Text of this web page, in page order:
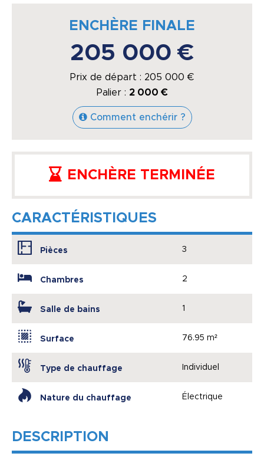
ENCHÈRE FINALE
205 000 €
Prix de départ : 205 000 €
Palier : 2 000 €
Comment enchérir ?
ENCHÈRE TERMINÉE
CARACTÉRISTIQUES
Pièces 3
Chambres 2
Salle de bains 1
Surface 76.95 m²
Type de chauffage Individuel
Nature du chauffage Électrique
DESCRIPTION